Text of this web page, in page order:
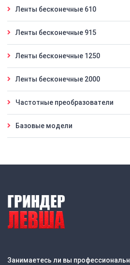
Ленты бесконечные 610
Ленты бесконечные 915
Ленты бесконечные 1250
Ленты бесконечные 2000
Частотные преобразователи
Базовые модели
Занимаетесь ли вы